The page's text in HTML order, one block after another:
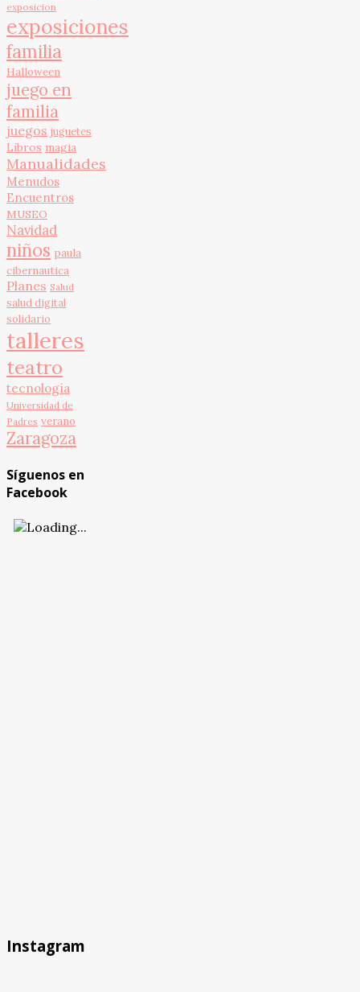
exposicion
exposiciones
familia
Halloween
juego en
familia
juegos juguetes
Libros magia
Manualidades
Menudos
Encuentros
MUSEO
Navidad
niños paula
cibernautica
Planes Salud
salud digital
solidario
talleres
teatro
tecnología
Universidad de
Padres verano
Zaragoza
Síguenos en
Facebook
Instagram